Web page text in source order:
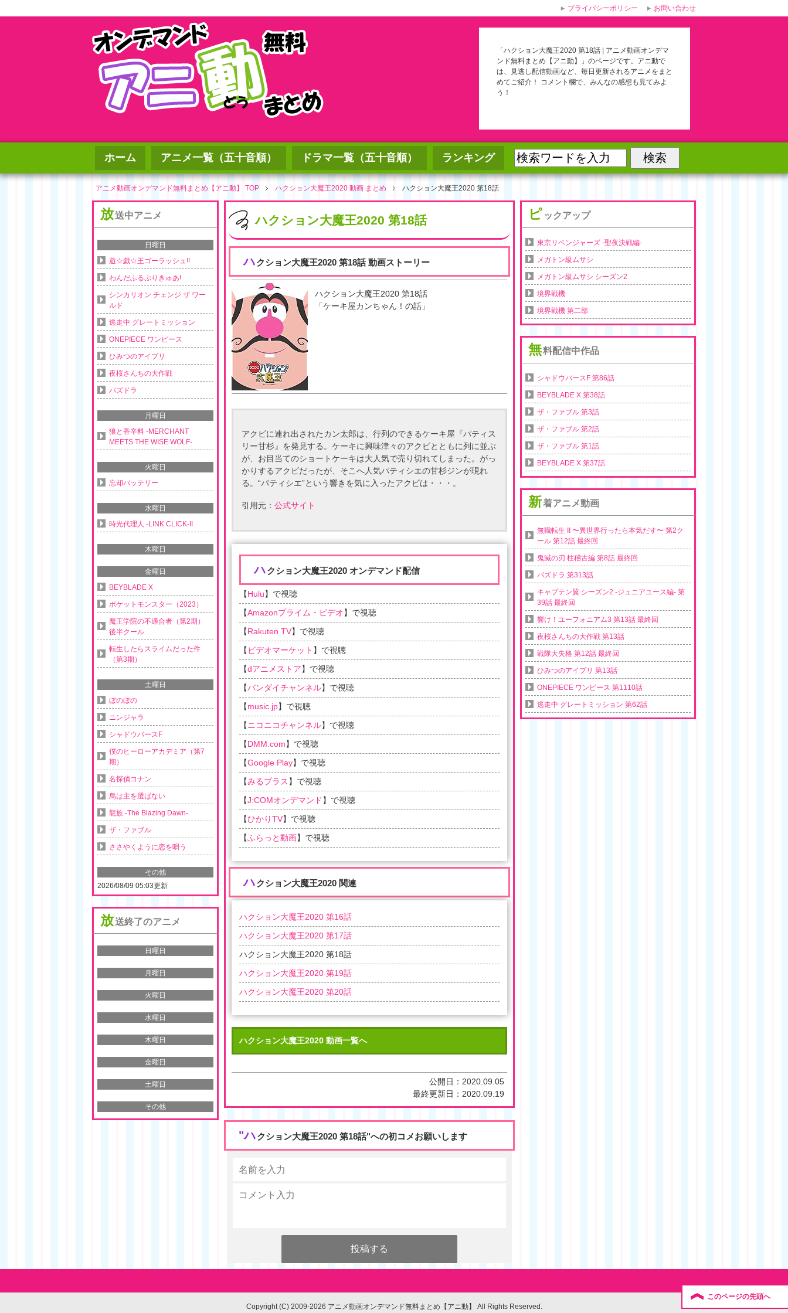
「ハクション大魔王2020 第18話 | アニメ動画オンデマ
ンド無料まとめ【アニ動】」のページです。アニ動で
は、見逃し配信動画など、毎日更新されるアニメをまと
めてご紹介！ コメント欄で、みんなの感想も見てみよ
う！
ホーム アニメ一覧（五十音順） ドラマ一覧（五十音順） ランキング
アニメ動画オンデマンド無料まとめ【アニ動】 TOP ハクション大魔王2020 動画 まとめ ハクション大魔王2020 第18話
ハクション大魔王2020 第18話
ハクション大魔王2020 第18話 動画ストーリー
ハクション大魔王2020 第18話
「ケーキ屋カンちゃん！の話 」
アクビに連れ出されたカン太郎は、行列のできるケーキ屋『パティス
リー甘杉』を発見する。ケーキに興味津々のアクビとともに列に並ぶ
が、お目当てのショートケーキは大人気で売り切れてしまった。がっ
かりするアクビだったが、そこへ人気パティシエの甘杉ジンが現れ
る。“パティシエ”という響きを気に入ったアクビは・・・。
引用元： 公式サイト
ハクション大魔王2020 オンデマンド配信
【Hulu】で視聴
【Amazonプライム・ビデオ】で視聴
【Rakuten TV】で視聴
【 ビデオマーケット 】で視聴
【dアニメストア】で視聴
【バンダイチャンネル】で視聴
【music.jp】で視聴
【ニコニコチャンネル】で視聴
【DMM.com】で視聴
【Google Play】で視聴
【みるプラス 】で視聴
【J:COMオンデマンド 】で視聴
【ひかりTV】で視聴
【ふらっと動画】で視聴
ハクション大魔王2020 関連
ハクション大魔王2020 第16話
ハクション大魔王2020 第17話
ハクション大魔王2020 第18話
ハクション大魔王2020 第19話
ハクション大魔王2020 第20話
ハクション大魔王2020 動画一覧へ
公開日： 2020.09.05
最終更新日： 2020.09.19
"ハクション大魔王2020 第18話"への初コメお願いします
放送中アニメ
日曜日
遊☆戯☆王ゴーラッシュ!!
わんだふるぷりきゅあ!
シンカリオン チェンジ ザ ワー
ルド
逃走中 グレートミッション
ONEPIECE ワンピース
ひみつのアイプリ
夜桜さんちの大作戦
パズドラ
月曜日
狼と香辛料 -MERCHANT
MEETS THE WISE WOLF-
火曜日
忘却バッテリー
水曜日
時光代理人 -LINK CLICK-II
木曜日
金曜日
BEYBLADE X
ポケットモンスター（2023）
魔王学院の不適合者（第2期）
後半クール
転生したらスライムだった件
（第3期）
土曜日
ぼのぼの
ニンジャラ
シャドウバースF
僕のヒーローアカデミア（第7
期）
名探偵コナン
烏は主を選ばない
龍族 -The Blazing Dawn-
ザ・ファブル
ささやくように恋を唄う
その他
2026/08/09 05:03更新
放送終了のアニメ
日曜日
月曜日
火曜日
水曜日
木曜日
金曜日
土曜日
その他
ピ ックアップ
東京リベンジャーズ -聖夜決戦編-
メガトン級ムサシ
メガトン級ムサシ シーズン2
境界戦機
境界戦機 第二部
無料配信中作品
シャドウバースF 第86話
BEYBLADE X 第38話
ザ・ファブル 第3話
ザ・ファブル 第2話
ザ・ファブル 第1話
BEYBLADE X 第37話
新着アニメ動画
無職転生 II 〜異世界行ったら本気だす〜 第2ク
ール 第12話 最終回
鬼滅の刃 柱稽古編 第8話 最終回
パズドラ 第313話
キャプテン翼 シーズン2 -ジュニアユース編- 第
39話 最終回
響け！ユーフォニアム3 第13話 最終回
夜桜さんちの大作戦 第13話
戦隊大失格 第12話 最終回
ひみつのアイプリ 第13話
ONEPIECE ワンピース 第1110話
逃走中 グレートミッション 第62話
プライバシーポリシー お問い合わせ
Copyright (C) 2009-2026 アニメ動画オンデマンド無料まとめ【アニ動】 All Rights Reserved.
このページの先頭へ